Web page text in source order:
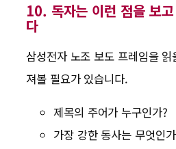
10. 독자는 이런 점을 보
다
삼성전자 노조 보도 프레임을
져볼 필요가 있습니다.
제목의 주어가 누구인가?
가장 강한 동사는 무엇인